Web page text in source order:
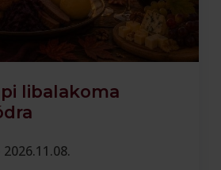
libalakoma